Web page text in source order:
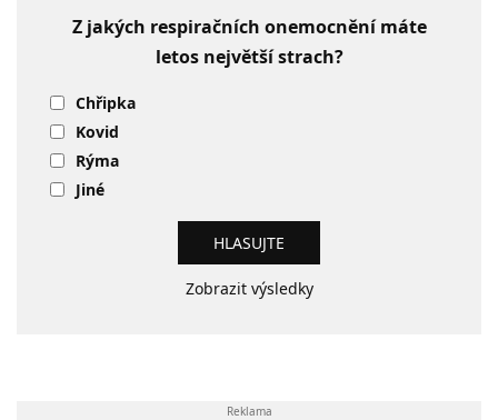
Z jakých respiračních onemocnění máte
letos největší strach?
Chřipka
Kovid
Rýma
Jiné
Zobrazit výsledky
Reklama